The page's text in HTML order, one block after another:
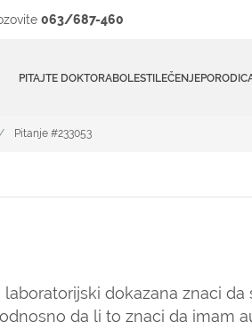
063/687-460
PITAJTE DOKTORABOLESTILEČENJE
Pitanje #233053
dokazana znaci da
da li to znaci da imam